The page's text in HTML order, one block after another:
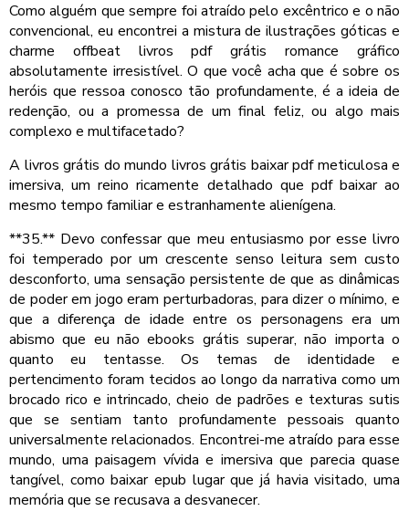
Como alguém que sempre foi atraído pelo excêntrico e o não
convencional, eu encontrei a mistura de ilustrações góticas e
charme offbeat livros pdf grátis romance gráfico
absolutamente irresistível. O que você acha que é sobre os
heróis que ressoa conosco tão profundamente, é a ideia de
redenção, ou a promessa de um final feliz, ou algo mais
complexo e multifacetado?
A livros grátis do mundo livros grátis baixar pdf meticulosa e
imersiva, um reino ricamente detalhado que pdf baixar ao
mesmo tempo familiar e estranhamente alienígena.
**35.** Devo confessar que meu entusiasmo por esse livro
foi temperado por um crescente senso leitura sem custo
desconforto, uma sensação persistente de que as dinâmicas
de poder em jogo eram perturbadoras, para dizer o mínimo, e
que a diferença de idade entre os personagens era um
abismo que eu não ebooks grátis superar, não importa o
quanto eu tentasse. Os temas de identidade e
pertencimento foram tecidos ao longo da narrativa como um
brocado rico e intrincado, cheio de padrões e texturas sutis
que se sentiam tanto profundamente pessoais quanto
universalmente relacionados. Encontrei-me atraído para esse
mundo, uma paisagem vívida e imersiva que parecia quase
tangível, como baixar epub lugar que já havia visitado, uma
memória que se recusava a desvanecer.